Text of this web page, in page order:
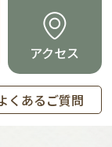
アクセス
くあるご質問